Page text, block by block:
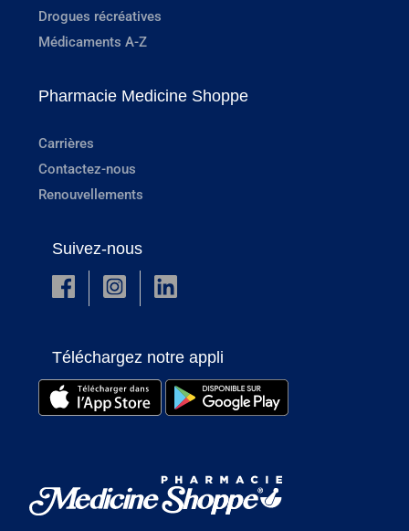
Drogues récréatives
Médicaments A-Z
Pharmacie Medicine Shoppe
Carrières
Contactez-nous
Renouvellements
Suivez-nous
Téléchargez notre appli